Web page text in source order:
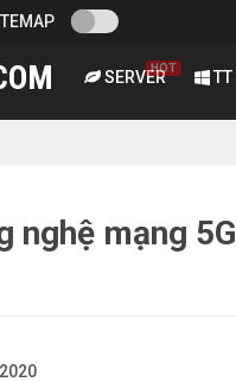
SERVERHOT TT
nghệ mạng